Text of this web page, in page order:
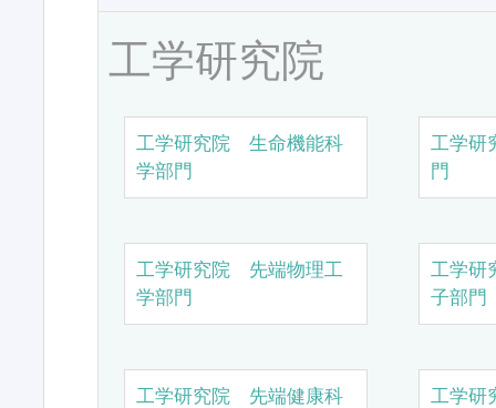
工学研究院
工学研究院 生命機能科
学部門
工学研
門
工学研究院 先端物理工
学部門
工学研
子部門
工学研究院 先端健康科
工学研